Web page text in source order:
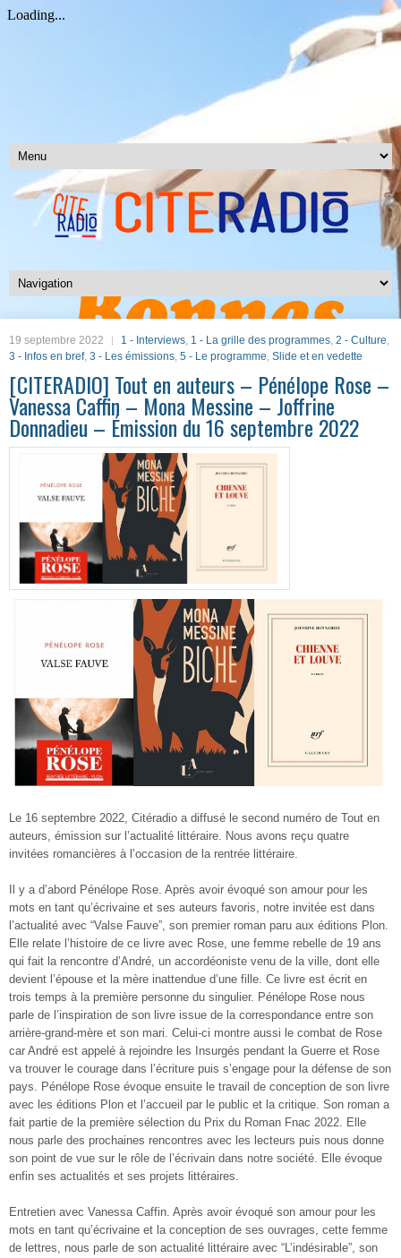
19 septembre 2022 1 - Interviews, 1 - La grille des programmes, 2 - Culture,
3 - Infos en bref, 3 - Les émissions, 5 - Le programme, Slide et en vedette
[CITERADIO] Tout en auteurs – Pénélope Rose –
Vanessa Caffin – Mona Messine – Joffrine
Donnadieu – Émission du 16 septembre 2022
Le 16 septembre 2022, Citéradio a diffusé le second numéro de Tout en
auteurs, émission sur l’actualité littéraire. Nous avons reçu quatre
invitées romancières à l’occasion de la rentrée littéraire.
Il y a d’abord Pénélope Rose. Après avoir évoqué son amour pour les
mots en tant qu’écrivaine et ses auteurs favoris, notre invitée est dans
l’actualité avec “Valse Fauve”, son premier roman paru aux éditions Plon.
Elle relate l’histoire de ce livre avec Rose, une femme rebelle de 19 ans
qui fait la rencontre d’André, un accordéoniste venu de la ville, dont elle
devient l’épouse et la mère inattendue d’une fille. Ce livre est écrit en
trois temps à la première personne du singulier. Pénélope Rose nous
parle de l’inspiration de son livre issue de la correspondance entre son
arrière-grand-mère et son mari. Celui-ci montre aussi le combat de Rose
car André est appelé à rejoindre les Insurgés pendant la Guerre et Rose
va trouver le courage dans l’écriture puis s’engage pour la défense de son
pays. Pénélope Rose évoque ensuite le travail de conception de son livre
avec les éditions Plon et l’accueil par le public et la critique. Son roman a
fait partie de la première sélection du Prix du Roman Fnac 2022. Elle
nous parle des prochaines rencontres avec les lecteurs puis nous donne
son point de vue sur le rôle de l’écrivain dans notre société. Elle évoque
enfin ses actualités et ses projets littéraires.
Entretien avec Vanessa Caffin. Après avoir évoqué son amour pour les
mots en tant qu’écrivaine et la conception de ses ouvrages, cette femme
de lettres, nous parle de son actualité littéraire avec “L’indésirable”, son